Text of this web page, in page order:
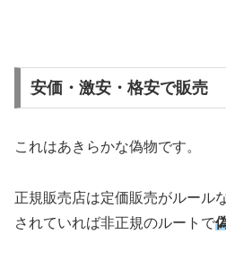
安価・激安・格安で販売
これはあきらかな偽物です。
正規販売店は定価販売がルール
されていれば非正規のルートで